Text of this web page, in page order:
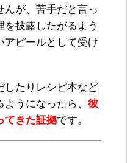
んが、苦手だと言っ
披露したがるよう
アピールとして受け
したりレシピ本など
うになったら、 彼
てきた証拠です。